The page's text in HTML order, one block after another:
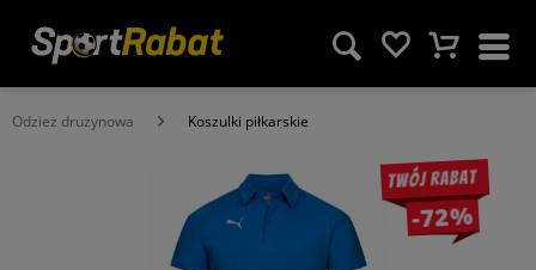
Odzież drużynowa Koszulki piłkarskie
Twój rabat
-72%